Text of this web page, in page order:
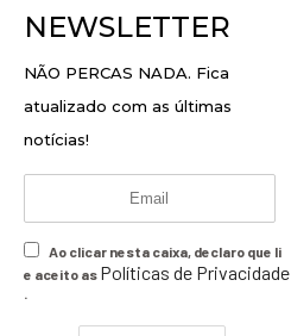
NEWSLETTER
NÃO PERCAS NADA. Fica
atualizado com as últimas
notícias!
Ao clicar nesta caixa, declaro que li
e aceito as Políticas de Privacidade
.